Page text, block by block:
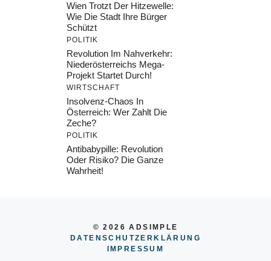
Wien Trotzt Der Hitzewelle:
Wie Die Stadt Ihre Bürger
Schützt
POLITIK
Revolution Im Nahverkehr:
Niederösterreichs Mega-
Projekt Startet Durch!
WIRTSCHAFT
Insolvenz-Chaos In
Österreich: Wer Zahlt Die
Zeche?
POLITIK
Antibabypille: Revolution
Oder Risiko? Die Ganze
Wahrheit!
© 2026 ADSIMPLE
DATENSCHUTZERKLÄRUNG
IMPRESSU M